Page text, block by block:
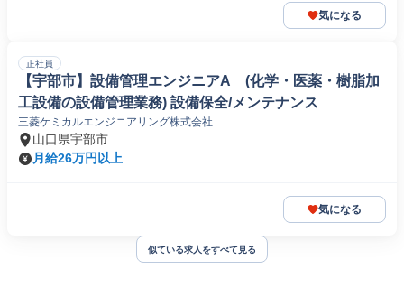
気になる
正社員
【宇部市】設備管理エンジニアA (化学・医薬・樹脂加
工設備の設備管理業務) 設備保全/メンテナンス
三菱ケミカルエンジニアリング株式会社
山口県宇部市
月給26万円以上
気になる
似ている求人をすべて見る